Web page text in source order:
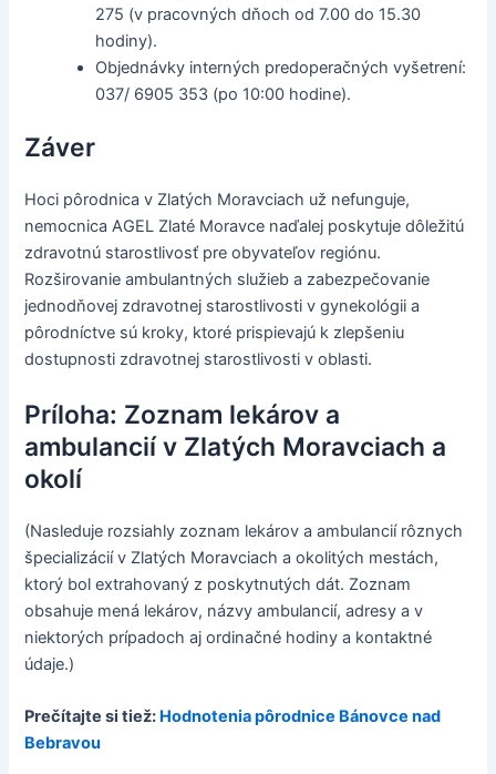
275 (v pracovných dňoch od 7.00 do 15.30
hodiny).
Objednávky interných predoperačných vyšetrení:
037/ 6905 353 (po 10:00 hodine).
Záver
Hoci pôrodnica v Zlatých Moravciach už nefunguje,
nemocnica AGEL Zlaté Moravce naďalej poskytuje dôležitú
zdravotnú starostlivosť pre obyvateľov regiónu.
Rozširovanie ambulantných služieb a zabezpečovanie
jednodňovej zdravotnej starostlivosti v gynekológii a
pôrodníctve sú kroky, ktoré prispievajú k zlepšeniu
dostupnosti zdravotnej starostlivosti v oblasti.
Príloha: Zoznam lekárov a
ambulancií v Zlatých Moravciach a
okolí
(Nasleduje rozsiahly zoznam lekárov a ambulancií rôznych
špecializácií v Zlatých Moravciach a okolitých mestách,
ktorý bol extrahovaný z poskytnutých dát. Zoznam
obsahuje mená lekárov, názvy ambulancií, adresy a v
niektorých prípadoch aj ordinačné hodiny a kontaktné
údaje.)
Prečítajte si tiež: Hodnotenia pôrodnice Bánovce nad
Bebravou